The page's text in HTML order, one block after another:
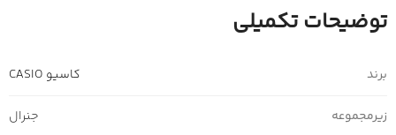
توضیحات تکمیلی
برند کاسیو CASIO
زیرمجموعه جنرال